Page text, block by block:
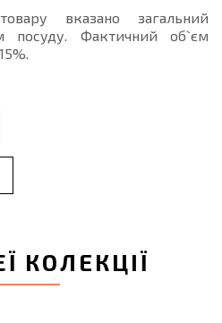
вказано загальний
посуду. Фактичний об`єм
КОЛЕКЦІЇ